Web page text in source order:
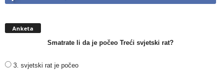
Anketa
Smatrate li da je počeo Treći svjetski rat?
3. svjetski rat je počeo